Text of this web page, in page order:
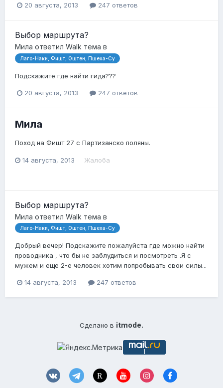
20 августа, 2013 247 ответов
Выбор маршрута?
Мила ответил Walk тема в
Лаго-Наки, Фишт, Оштен, Пшеха-Су
Подскажите где найти гида???
20 августа, 2013 247 ответов
Мила
Поход на Фишт 27 с Партизанско поляны.
14 августа, 2013 Жалоба
Выбор маршрута?
Мила ответил Walk тема в
Лаго-Наки, Фишт, Оштен, Пшеха-Су
Добрый вечер! Подскажите пожалуйста где можно найти
проводника , что бы не заблудиться и посмотреть .Я с
мужем и еще 2-е человек хотим попробывать свои силы...
14 августа, 2013 247 ответов
Сделано в itmode.